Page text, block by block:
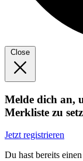
Close
Melde dich an,
Merkliste zu
Jetzt registrieren
Du hast bereits